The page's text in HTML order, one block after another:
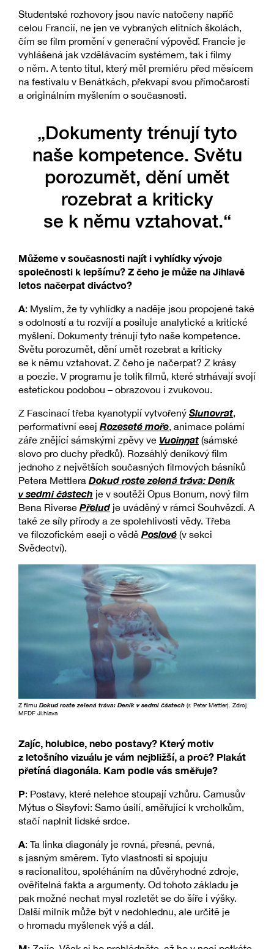
Studentské rozhovory jsou navíc natočeny napříč
celou Francií, ne jen ve vybraných elitních školách,
čím se film promění v generační výpověď. Francie je
vyhlášená jak vzdělávacím systémem, tak i filmy
o něm. A tento titul, který měl premiéru před měsícem
na festivalu v Benátkách, překvapí svou přímočarostí
a originálním myšlením o současnosti.
„Dokumenty trénují tyto
naše kompetence. Světu
porozumět, dění umět
rozebrat a kriticky
se k němu vztahovat.“
Můžeme v současnosti najít i vyhlídky vývoje
společnosti k lepšímu? Z čeho je může na Jihlavě
letos načerpat diváctvo?
A: Myslím, že ty vyhlídky a naděje jsou propojené také
s odolností a tu rozvíjí a posiluje analytické a kritické
myšlení. Dokumenty trénují tyto naše kompetence.
Světu porozumět, dění umět rozebrat a kriticky
se k němu vztahovat. Z čeho je načerpat? Z krásy
a poezie. V programu je tolik filmů, které strhávají svojí
estetickou podobou – obrazovou i zvukovou.
Z Fascinací třeba kyanotypií vytvořený Slunovrat,
performativní esej Rozeseté moře, animace polární
záře znějící sámskými zpěvy ve Vuoiŋŋat (sámské
slovo pro duchy předků). Rozsáhlý deníkový film
jednoho z největších současných filmových básníků
Petera Mettlera Dokud roste zelená tráva: Deník
v sedmi částech je v soutěži Opus Bonum, nový film
Bena Riverse Přelud je uváděný v rámci Souhvězdí. A
také ze síly přírody a ze spolehlivosti vědy. Třeba
ve filozofickém eseji o vědě Poslové (v sekci
Svědectví).
Z filmu Dokud roste zelená tráva: Deník v sedmi částech (r. Peter Mettler). Zdroj
MFDF Ji.hlava
Zajíc, holubice, nebo postavy? Který motiv
z letošního vizuálu je vám nejbližší, a proč? Plakát
přetíná diagonála. Kam podle vás směřuje?
P: Postavy, které nelehce stoupají vzhůru. Camusův
Mýtus o Sisyfovi: Samo úsilí, směřující k vrcholkům,
stačí naplnit lidské srdce.
A: Ta linka diagonály je rovná, přesná, pevná,
s jasným směrem. Tyto vlastnosti si spojuju
s racionalitou, spoléháním na důvěryhodné zdroje,
ověřitelná fakta a argumenty. Od tohoto základu je
pak možné nechat mysl rozletět se do šíře i výšky.
Další milník může být v nedohlednu, ale určitě je
o hromadu myšlenek výš a dál.